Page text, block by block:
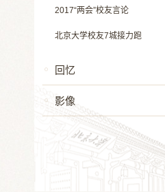
2017“两会”校友言论
北京大学校友7城接力跑
回忆
影像